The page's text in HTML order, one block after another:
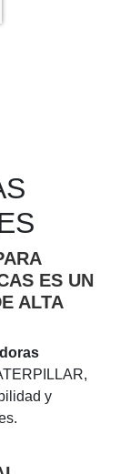
ES UN
ALTA
y